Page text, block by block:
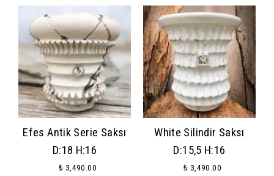
Efes Antik Serie Saksı
D:18 H:16
₺ 3,490.00
White Silindir Saksı
D:15,5 H:16
₺ 3,490.00